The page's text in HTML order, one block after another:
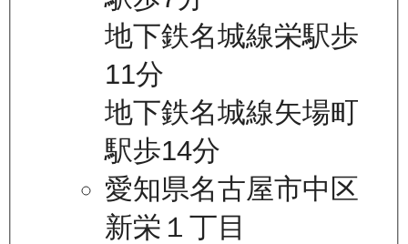
地下鉄名城線栄駅歩
11分
地下鉄名城線矢場町
駅歩14分
愛知県名古屋市中区
新栄１丁目